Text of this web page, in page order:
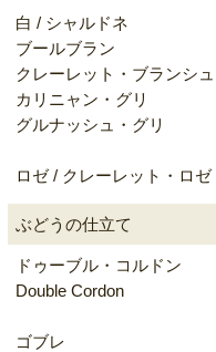
白 / シャルドネ
ブールブラン
クレーレット・ブランシュ
カリニャン・グリ
グルナッシュ・グリ
ロゼ / クレーレット・ロゼ
ぶどうの仕立て
ドゥーブル・コルドン
Double Cordon
ゴブレ